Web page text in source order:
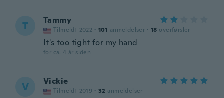
T Tammy
Tilmeldt 2022 · 101 anmeldelser · 18 overførsler
It's too tight for my hand
for ca. 4 år siden
V Vickie
Tilmeldt 2019 · 32 anmeldelser